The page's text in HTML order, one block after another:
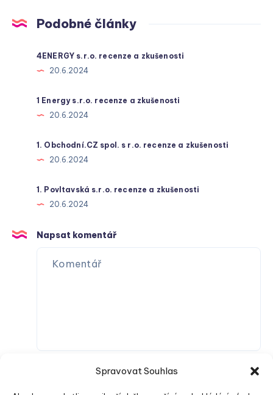
Spravovat Souhlas
Podobné články
4ENERGY s.r.o. recenze a zkušenosti
20.6.2024
1 Energy s.r.o. recenze a zkušenosti
20.6.2024
1. Obchodní.CZ spol. s r.o. recenze a zkušenosti
20.6.2024
1. Povltavská s.r.o. recenze a zkušenosti
20.6.2024
Napsat komentář